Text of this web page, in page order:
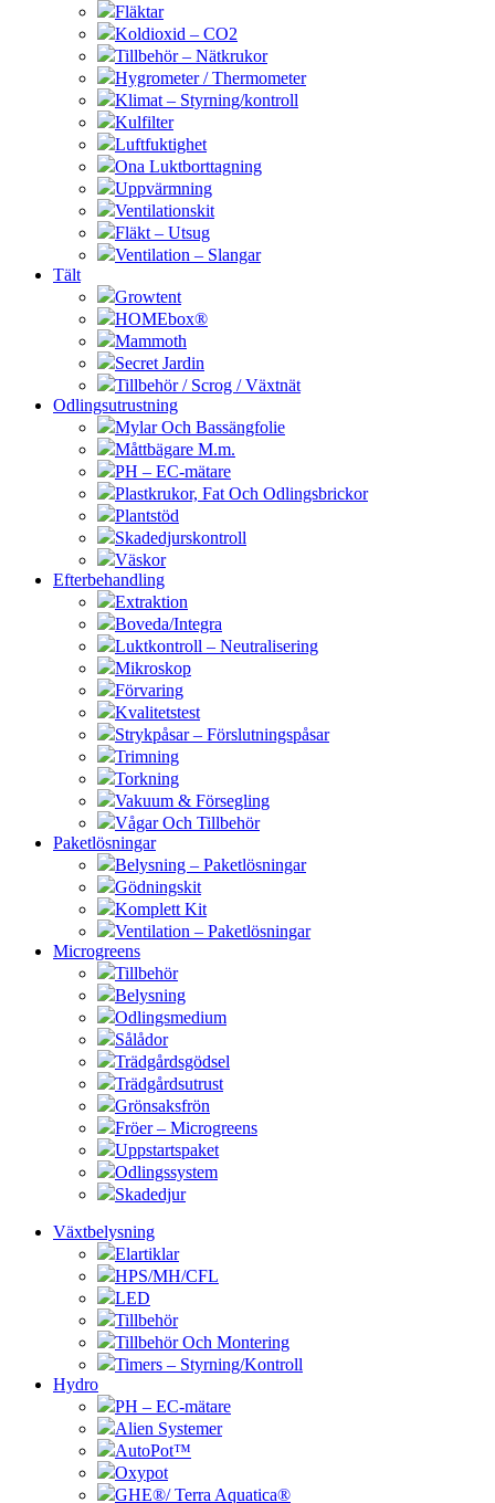
Fläktar
Koldioxid – CO2
Tillbehör – Nätkrukor
Hygrometer / Thermometer
Klimat – Styrning/kontroll
Kulfilter
Luftfuktighet
Ona Luktborttagning
Uppvärmning
Ventilationskit
Fläkt – Utsug
Ventilation – Slangar
Tält
Growtent
HOMEbox®
Mammoth
Secret Jardin
Tillbehör / Scrog / Växtnät
Odlingsutrustning
Mylar Och Bassängfolie
Måttbägare M.m.
PH – EC-mätare
Plastkrukor, Fat Och Odlingsbrickor
Plantstöd
Skadedjurskontroll
Väskor
Efterbehandling
Extraktion
Boveda/Integra
Luktkontroll – Neutralisering
Mikroskop
Förvaring
Kvalitetstest
Strykpåsar – Förslutningspåsar
Trimning
Torkning
Vakuum & Försegling
Vågar Och Tillbehör
Paketlösningar
Belysning – Paketlösningar
Gödningskit
Komplett Kit
Ventilation – Paketlösningar
Microgreens
Tillbehör
Belysning
Odlingsmedium
Sålådor
Trädgårdsgödsel
Trädgårdsutrust
Grönsaksfrön
Fröer – Microgreens
Uppstartspaket
Odlingssystem
Skadedjur
Växtbelysning
Elartiklar
HPS/MH/CFL
LED
Tillbehör
Tillbehör Och Montering
Timers – Styrning/Kontroll
Hydro
PH – EC-mätare
Alien Systemer
AutoPot™
Oxypot
GHE®/ Terra Aquatica®